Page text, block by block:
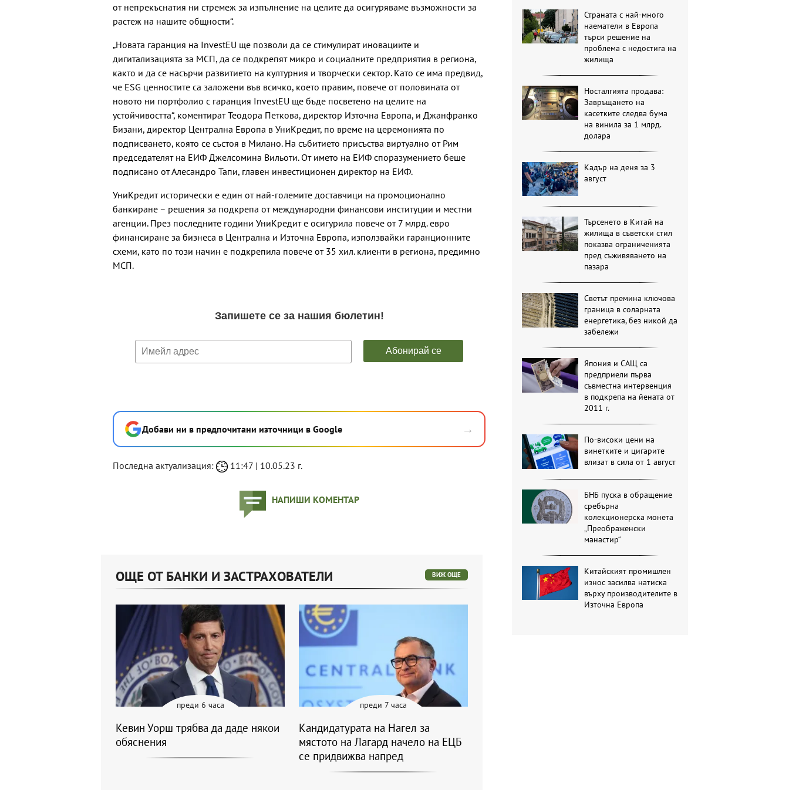
от непрекъснатия ни стремеж за изпълнение на целите да осигуряваме възможности за
растеж на нашите общности“.
„Новата гаранция на InvestEU ще позволи да се стимулират иновациите и
дигитализацията за МСП, да се подкрепят микро и социалните предприятия в региона,
както и да се насърчи развитието на културния и творчески сектор. Като се има предвид,
че ESG ценностите са заложени във всичко, което правим, повече от половината от
новото ни портфолио с гаранция InvestEU ще бъде посветено на целите на
устойчивостта“, коментират Теодора Петкова, директор Източна Европа, и Джанфранко
Бизани, директор Централна Европа в УниКредит, по време на церемонията по
подписването, която се състоя в Милано. На събитието присъства виртуално от Рим
председателят на ЕИФ Джелсомина Вильоти. От името на ЕИФ споразумението беше
подписано от Алесандро Тапи, главен инвестиционен директор на ЕИФ.
УниКредит исторически е един от най-големите доставчици на промоционално
банкиране – решения за подкрепа от международни финансови институции и местни
агенции. През последните години УниКредит е осигурила повече от 7 млрд. евро
финансиране за бизнеса в Централна и Източна Европа, използвайки гаранционните
схеми, като по този начин е подкрепила повече от 35 хил. клиенти в региона, предимно
МСП.
Добави ни в предпочитани източници в Google →
Последна актуализация: 11:47 | 10.05.23 г.
НАПИШИ КОМЕНТАР
Страната с най-много
наематели в Европа
търси решение на
проблема с недостига на
жилища
Носталгията продава:
Завръщането на
касетките следва бума
на винила за 1 млрд.
долара
Кадър на деня за 3
август
Търсенето в Китай на
жилища в съветски стил
показва ограниченията
пред съживяването на
пазара
Светът премина ключова
граница в соларната
енергетика, без никой да
забележи
Япония и САЩ са
предприели първа
съвместна интервенция
в подкрепа на йената от
2011 г.
По-високи цени на
винетките и цигарите
влизат в сила от 1 август
БНБ пуска в обращение
сребърна
колекционерска монета
„Преображенски
манастир“
Китайският промишлен
износ засилва натиска
върху производителите в
Източна Европа
ОЩЕ ОТ БАНКИ И ЗАСТРАХОВАТЕЛИ ВИЖ ОЩЕ
преди 6 часа
Кевин Уорш трябва да даде някои
обяснения
преди 7 часа
Кандидатурата на Нагел за
мястото на Лагард начело на ЕЦБ
се придвижва напред